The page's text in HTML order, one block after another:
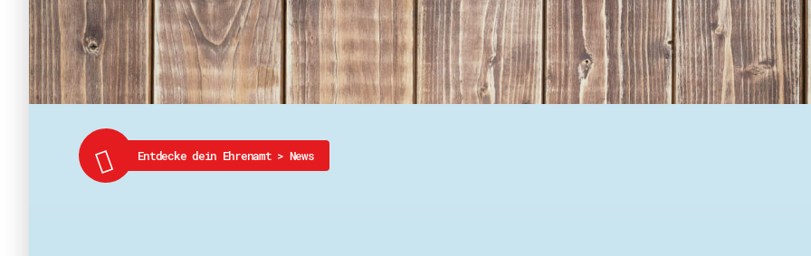
Zeig uns dein
Wettbewerb |
Wettbewerb | 80 Jahre
8 Vereine x 80 Jahre x
Entdecke dein Ehrenamt > News